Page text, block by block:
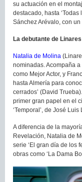
su actuación en el
destacado, hasta ‘Todas
Sánchez Arévalo, con
La debutante de
Natalia de Molina
nominadas. Acompaña
como Mejor Actor, y
hasta Almería para
cerrados’ (David
primer gran papel en el
‘Temporal’, de José
A diferencia de la
Revelación, Natalia de
serie ‘El gran día de los
obras como ‘La Dama